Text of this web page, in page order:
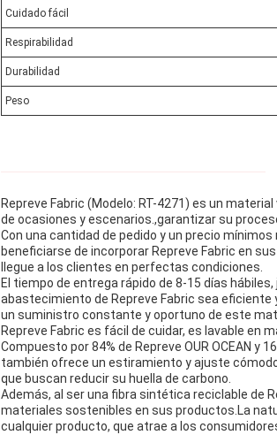
Cuidado fácil
Respirabilidad
Durabilidad
Peso
Repreve Fabric (Modelo: RT-4271) es un
de ocasiones y escenarios.,garantizar su
Con una cantidad de pedido y un precio
beneficiarse de incorporar Repreve Fabric en
llegue a los clientes en perfectas condiciones.
El tiempo de entrega rápido de 8-15 días
abastecimiento de Repreve Fabric sea
un suministro constante y oportuno de este
Repreve Fabric es fácil de cuidar, es lavable en
Compuesto por 84% de Repreve OUR OCEAN y
también ofrece un estiramiento y ajuste
que buscan reducir su huella de carbono.
Además, al ser una fibra sintética reciclable de
materiales sostenibles en sus productos.La
cualquier producto, que atrae a los